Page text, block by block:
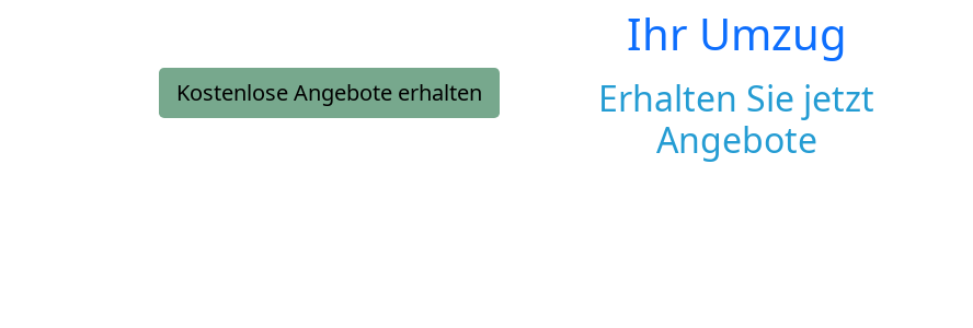
Kostenlose Angebote erhalten
Ihr Umzug
Erhalten Sie jetzt
Angebote